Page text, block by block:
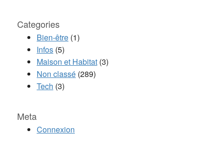
Categories
Bien-être (1)
Infos (5)
Maison et Habitat (3)
Non classé (289)
Tech (3)
Meta
Connexion